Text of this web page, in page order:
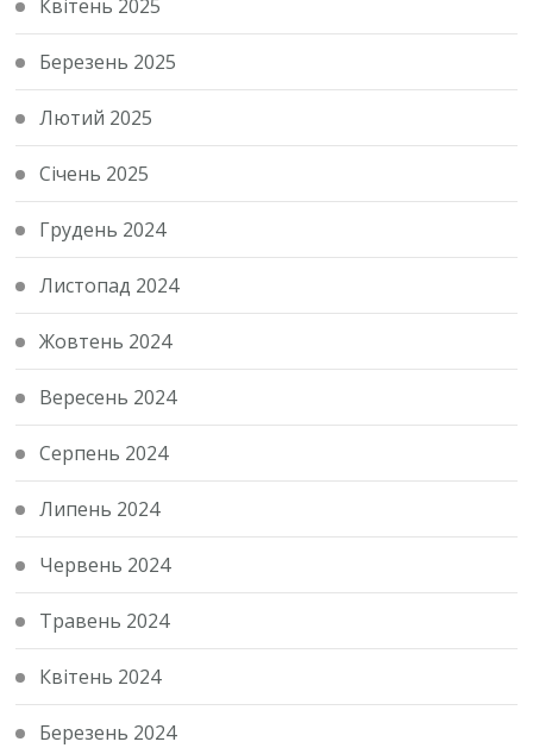
Квітень 2025
Березень 2025
Лютий 2025
Січень 2025
Грудень 2024
Листопад 2024
Жовтень 2024
Вересень 2024
Серпень 2024
Липень 2024
Червень 2024
Травень 2024
Квітень 2024
Березень 2024